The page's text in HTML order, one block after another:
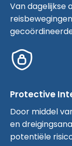
Van dagelijkse
Protective
Door middel
en
potentiële